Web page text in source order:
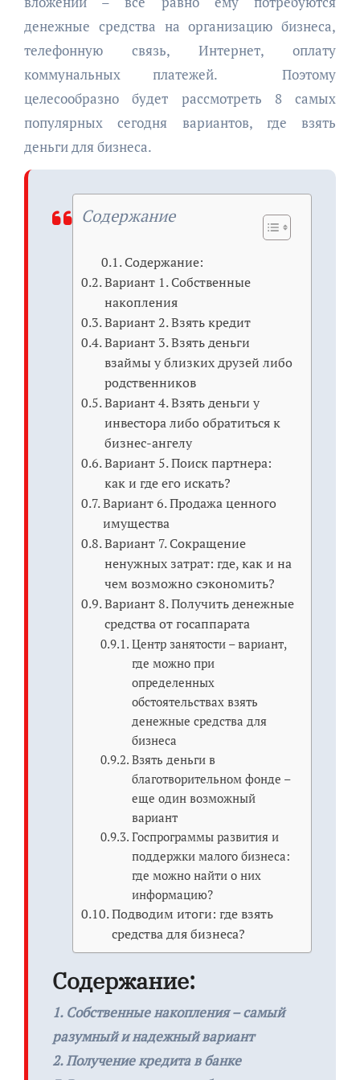
денежные средства на организацию бизнеса,
телефонную связь, Интернет, оплату
коммунальных платежей. Поэтому
целесообразно будет рассмотреть 8 самых
популярных сегодня вариантов, где взять
деньги для бизнеса.
Содержание
Содержание:
Вариант 1. Собственные
накопления
Вариант 2. Взять кредит
Вариант 3. Взять деньги
взаймы у близких друзей либо
родственников
Вариант 4. Взять деньги у
инвестора либо обратиться к
бизнес-ангелу
Вариант 5. Поиск партнера:
как и где его искать?
Вариант 6. Продажа ценного
имущества
Вариант 7. Сокращение
ненужных затрат: где, как и на
чем возможно сэкономить?
Вариант 8. Получить денежные
средства от госаппарата
Центр занятости – вариант,
где можно при
определенных
обстоятельствах взять
денежные средства для
бизнеса
Взять деньги в
благотворительном фонде –
еще один возможный
вариант
Госпрограммы развития и
поддержки малого бизнеса:
где можно найти о них
информацию?
Подводим итоги: где взять
средства для бизнеса?
Содержание:
1. Собственные накопления – самый
разумный и надежный вариант
2. Получение кредита в банке